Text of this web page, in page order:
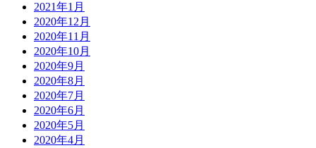
2021年1月
2020年12月
2020年11月
2020年10月
2020年9月
2020年8月
2020年7月
2020年6月
2020年5月
2020年4月